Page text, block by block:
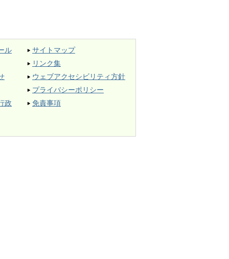
ル
政
サイトマップ
リンク集
ウェブアクセシビリティ方針
プライバシーポリシー
免責事項